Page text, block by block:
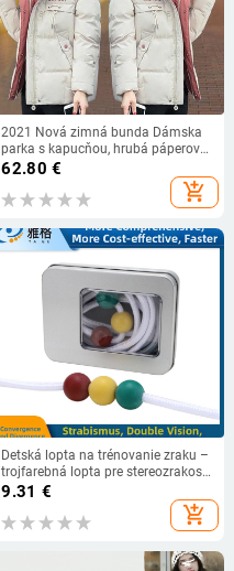
2021 Nová zimná bunda Dámska
parka s kapucňou, hrubá páperová
bavlnená podšívka, dámska bunda,
krátky kabát, tenký teplý vrchný
odev P772
62.80 €
add_shopping_cart
Detská lopta na trénovanie zraku –
trojfarebná lopta pre stereozrakosť,
domáce použitie
9.31 €
add_shopping_cart